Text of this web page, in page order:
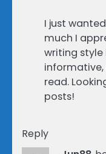
I just
much I
writing
read.
posts!
Reply